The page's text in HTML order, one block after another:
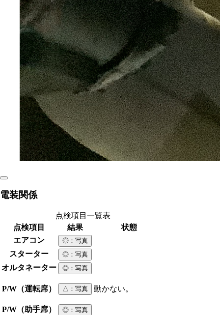
電装関係
点検項目一覧表
点検項目
結果
状態
エアコン
◎ ：写真
スターター ◎ ：写真
オルタネーター ◎ ：写真
P/W（運転席） △ ：写真 動かない。
P/W（助手席） ◎ ：写真